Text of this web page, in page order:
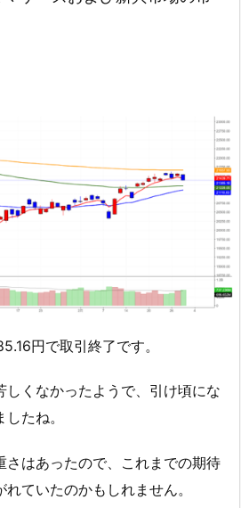
円で取引終了です。
しくなかったようで、引け頃にな
たね。
さはあったので、これまでの期待
ていたのかもしれません。